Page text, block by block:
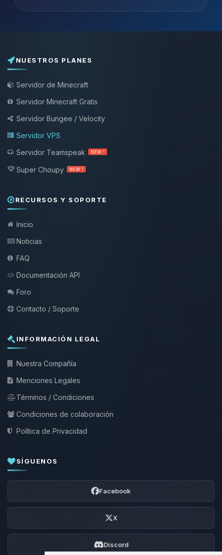
NUESTROS PLANES
Servidor de Minecraft
Servidor Minecraft Gratis
Servidor Bungee / Velocity
Servidor VPS
Servidor Teamspeak
NEW !
Super Choupy NEW !
RECURSOS Y SOPORTE
Inicio
Noticias
FAQ
Documentación API
Foro
Contacto / Soporte
INFORMACIÓN LEGAL
Nuestra Compañía
Menciones Legales
Términos / Condiciones
Condiciones de colaboración
Política de Privacidad
SÍGUENOS
Facebook
X
Discord